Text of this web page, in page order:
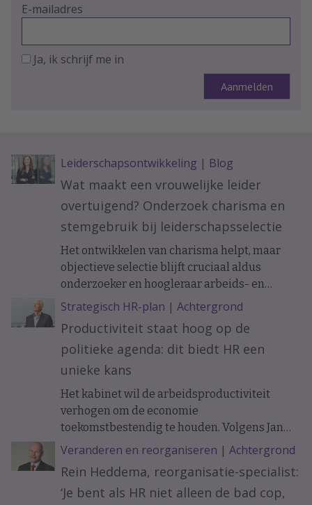
E-mailadres
Ja, ik schrijf me in
Leiderschapsontwikkeling | Blog
Wat maakt een vrouwelijke leider
overtuigend? Onderzoek charisma en
stemgebruik bij leiderschapsselectie
Het ontwikkelen van charisma helpt, maar
objectieve selectie blijft cruciaal aldus
onderzoeker en hoogleraar arbeids- en
organisatiepsychologie Janneke Oostrom.
Strategisch HR-plan | Achtergrond
Productiviteit staat hoog op de
politieke agenda: dit biedt HR een
unieke kans
Het kabinet wil de arbeidsproductiviteit
verhogen om de economie
toekomstbestendig te houden. Volgens Jan
Tjerk Boonstra biedt de nieuwe
Productiviteitsagenda HR een uitgelezen
kans om een strategischere rol te pakken bij
innovatie, werkontwerp en
Veranderen en reorganiseren | Achtergrond
Rein Heddema, reorganisatie-specialist:
‘Je bent als HR niet alleen de bad cop,